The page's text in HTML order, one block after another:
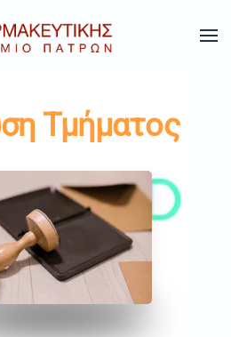
Τμήματος